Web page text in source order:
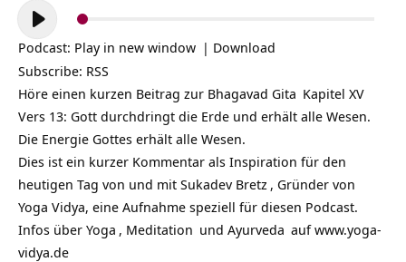
Audio-
Player
Podcast: Play in new window | Download
Subscribe: RSS
Höre einen kurzen Beitrag zur Bhagavad Gita Kapitel XV
Vers 13: Gott durchdringt die Erde und erhält alle Wesen.
Die Energie Gottes erhält alle Wesen.
Dies ist ein kurzer Kommentar als Inspiration für den
heutigen Tag von und mit Sukadev Bretz , Gründer von
Yoga Vidya, eine Aufnahme speziell für diesen Podcast.
Infos über Yoga , Meditation und Ayurveda aufwww.yoga-
vidya.de